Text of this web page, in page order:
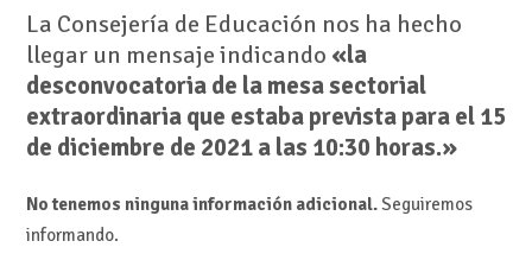
La Consejería de Educación nos ha hecho
llegar un mensaje indicando «la
desconvocatoria de la mesa sectorial
extraordinaria que estaba prevista para el 15
de diciembre de 2021 a las 10:30 horas.»
No tenemos ninguna información adicional.Seguiremos
informando.